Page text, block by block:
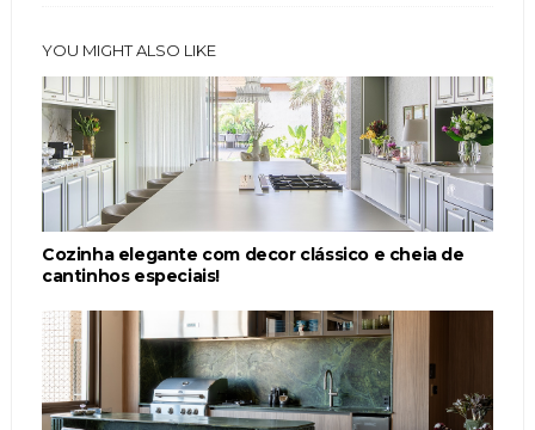
YOU MIGHT ALSO LIKE
Cozinha elegante com decor clássico e cheia de
cantinhos especiais!